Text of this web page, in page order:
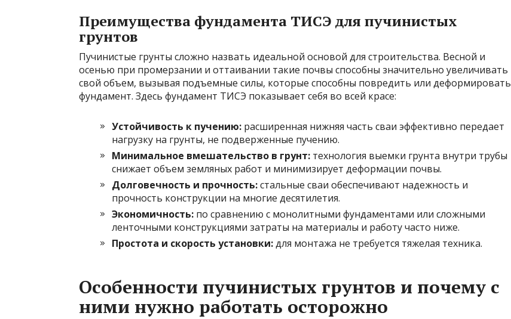
Преимущества фундамента ТИСЭ для пучинистых
грунтов
Пучинистые грунты сложно назвать идеальной основой для строительства. Весной и
осенью при промерзании и оттаивании такие почвы способны значительно увеличивать
свой объем, вызывая подъемные силы, которые способны повредить или деформировать
фундамент. Здесь фундамент ТИСЭ показывает себя во всей красе:
Устойчивость к пучению: расширенная нижняя часть сваи эффективно передает
нагрузку на грунты, не подверженные пучению.
Минимальное вмешательство в грунт: технология выемки грунта внутри трубы
снижает объем земляных работ и минимизирует деформации почвы.
Долговечность и прочность:стальные сваи обеспечивают надежность и
прочность конструкции на многие десятилетия.
Экономичность: по сравнению с монолитными фундаментами или сложными
ленточными конструкциями затраты на материалы и работу часто ниже.
Простота и скорость установки:для монтажа не требуется тяжелая техника.
Особенности пучинистых грунтов и почему с
ними нужно работать осторожно